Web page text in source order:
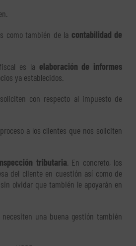
como también de la contabilidad de
es la elaboración de informes
ya establecidos.
con respecto al impuesto de
a los clientes que nos soliciten
tributaria. En concreto, los
del cliente en cuestión así como de
olvidar que también le apoyarán en
una buena gestión también